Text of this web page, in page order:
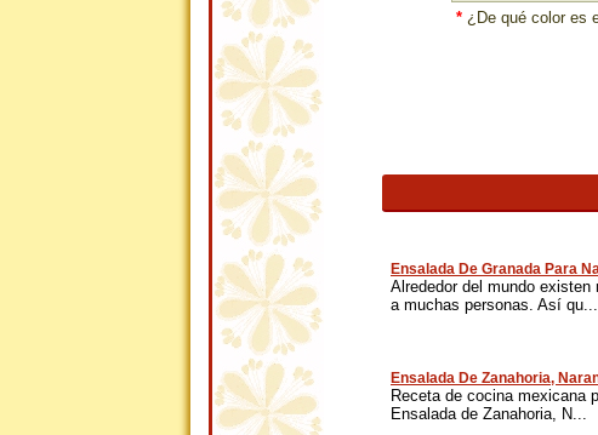
* ¿De qué color es
Ensalada De Granada Para
Alrededor del mundo
a muchas personas. Así qu...
Ensalada De Zanahoria,
Receta de cocina mexicana
Ensalada de Zanahoria, N...